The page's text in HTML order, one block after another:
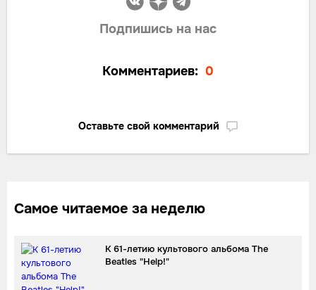
Подпишись на нас
Комментариев: 0
Оставьте свой комментарий
Самое читаемое за неделю
К 61-летию культового альбома The
Beatles "Help!"